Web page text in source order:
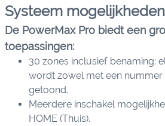
Systeem mogelijkheden
De PowerMax Pro biedt een
toepassingen:
30 zones inclusief benaming:
wordt zowel met een nummer
getoond.
Meerdere inschakel
HOME (Thuis).